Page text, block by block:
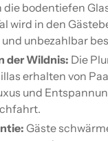
die bodentiefen
wird in den
unbezahlbar
der Wildnis: Die
erhalten von
und
Gäste